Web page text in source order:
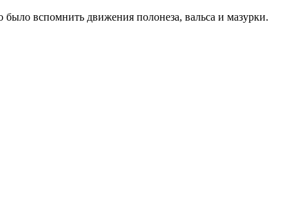
вспомнить движения полонеза, вальса и мазурки.